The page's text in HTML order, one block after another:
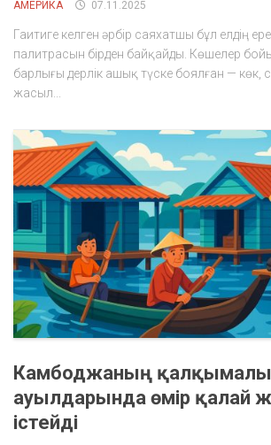
АМЕРИКА 07.11.2025
Гаитиге келген әрбір саяхатшы бұл елдің
палитрасын бірден байқайды. Көшелер
барлығы дерлік ашық түске боялған — көк,
жасыл...
Камбоджаның қалқымалы
ауылдарында өмір қалай
істейді